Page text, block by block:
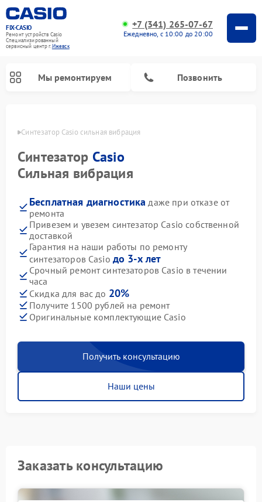
FIX-CASIO
Ремонт устройств Casio
Специализированный
cервисный центр г.Ижевск
+7 (341) 265-07-67
Ежедневно, с 10:00 до 20:00
Мы ремонтируем Позвонить
Синтезатор Casio сильная вибрация
Синтезатор Casio
Сильная вибрация
Бесплатная диагностика даже при отказе от
ремонта
Привезем и увезем синтезатор Casio собственной
доставкой
Гарантия на наши работы по ремонту
синтезаторов Casio до 3-х лет
Срочный ремонт синтезаторов Casio в течении
часа
Скидка для вас до 20%
Получите 1500 рублей на ремонт
Оригинальные комплектующие Casio
Получить консультацию
Наши цены
Заказать консультацию